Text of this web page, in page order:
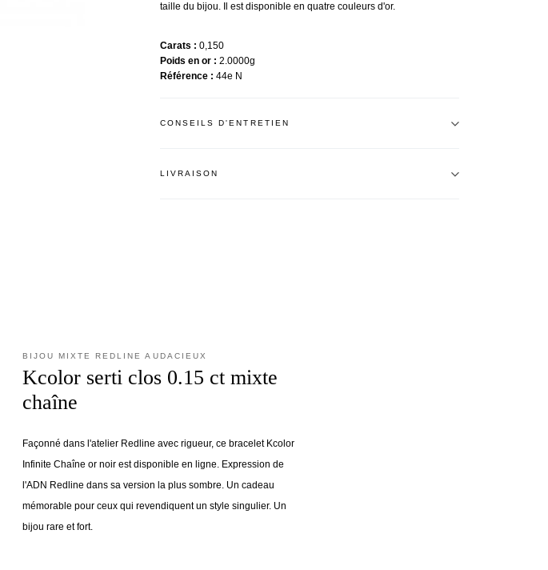
taille du bijou. Il est disponible en quatre couleurs d'or.
Carats
0,150
Poids en or
2.0000g
Référence
44e N
CONSEILS D'ENTRETIEN
LIVRAISON
BIJOU MIXTE REDLINE AUDACIEUX
Kcolor serti clos 0.15 ct mixte
chaîne
Façonné dans l'atelier Redline avec rigueur, ce bracelet Kcolor
Infinite Chaîne or noir est disponible en ligne. Expression de
l'ADN Redline dans sa version la plus sombre. Un cadeau
mémorable pour ceux qui revendiquent un style singulier. Un
bijou rare et fort.